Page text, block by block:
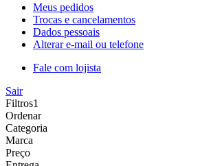
Meus pedidos
Trocas e cancelamentos
Dados pessoais
Alterar e-mail ou telefone
Fale com lojista
Sair
Filtros1
Ordenar
Categoria
Marca
Preço